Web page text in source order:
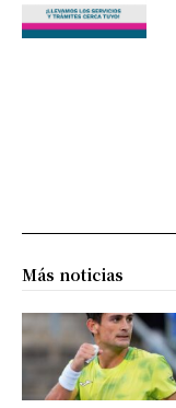
Más noticias